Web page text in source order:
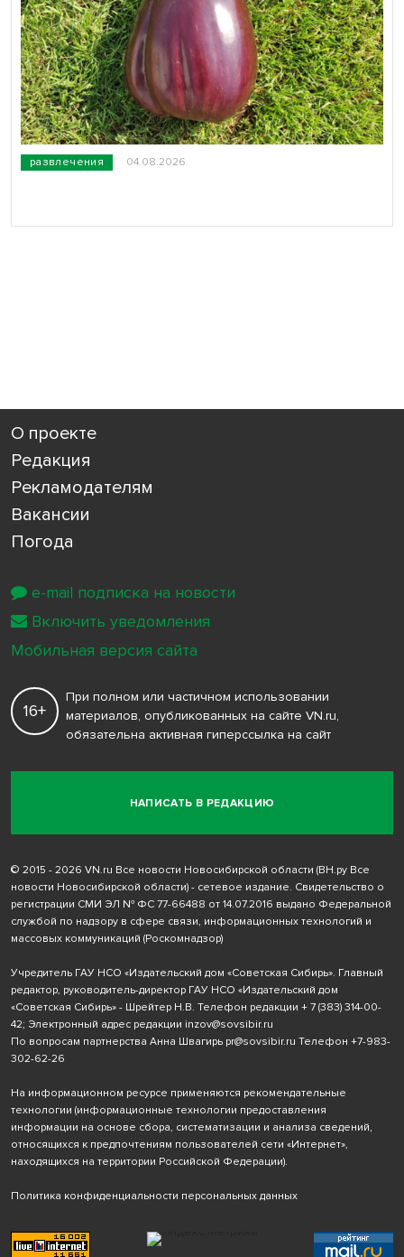
развлечения 04.08.2026
О проекте
Редакция
Рекламодателям
Вакансии
Погода
НАПИСАТЬ В РЕДАКЦИЮ
16+
При полном или частичном использовании
материалов, опубликованных на сайте VN.ru,
обязательна активная гиперссылка на сайт
© 2015 - 2026 VN.ru Все новости Новосибирской области (ВН.ру Все
новости Новосибирской области) - сетевое издание. Свидетельство о
регистрации СМИ ЭЛ № ФС 77-66488 от 14.07.2016 выдано Федеральной
службой по надзору в сфере связи, информационных технологий и
массовых коммуникаций (Роскомнадзор)
Учредитель ГАУ НСО «Издательский дом «Советская Сибирь». Главный
редактор, руководитель-директор ГАУ НСО «Издательский дом
«Советская Сибирь» - Шрейтер Н.В. Телефон редакции + 7 (383) 314-00-
42; Электронный адрес редакции inzov@sovsibir.ru
По вопросам партнерства Анна Швагирь pr@sovsibir.ru Телефон +7-983-
302-62-26
На информационном ресурсе применяются рекомендательные
технологии (информационные технологии предоставления
информации на основе сбора, систематизации и анализа сведений,
относящихся к предпочтениям пользователей сети «Интернет»,
находящихся на территории Российской Федерации).
Политика конфиденциальности персональных данных
e-mail подписка на новости
Включить уведомления
Мобильная версия сайта